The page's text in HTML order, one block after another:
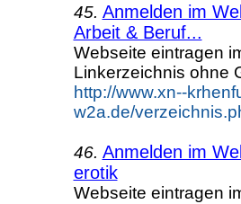
45. Anmelden im
Arbeit & Beruf...
Webseite eintragen
Linkerzeichnis ohne
http://www.xn--
w2a.de/
46. Anmelden im
erotik
Webseite eintragen